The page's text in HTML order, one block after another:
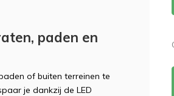
paden en
of buiten terreinen te
je dankzij de LED